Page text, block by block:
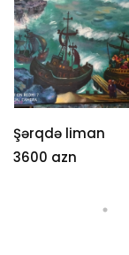
Şərqdə liman
3600 azn